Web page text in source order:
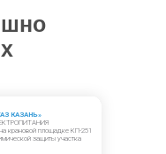
КАЗАНЬ»
крановой площадке КП-251
защиты участка